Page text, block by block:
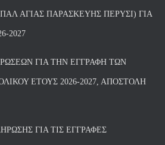
ΑΓΙΑΣ ΠΑΡΑΣΚΕΥΗΣ ΠΈΡΥΣΙ) ΓΙΑ
2027
ΓΙΑ ΤΗΝ ΕΓΓΡΑΦΉ ΤΩΝ
ΈΤΟΥΣ 2026-2027, ΑΠΟΣΤΟΛΉ
ΓΙΑ ΤΙΣ ΕΓΓΡΑΦΕΣ